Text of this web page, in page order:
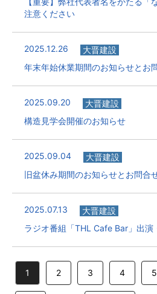
注意ください
2025.12.26
大晋建設
年末年始休業期間のお知らせとお
2025.09.20
大晋建設
構造見学会開催のお知らせ
2025.09.04
大晋建設
旧盆休み期間のお知らせとお問合
2025.07.13
大晋建設
ラジオ番組「THL Cafe Bar」出演
1 2 3 4 5